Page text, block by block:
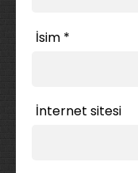
İsim *
İnternet sitesi